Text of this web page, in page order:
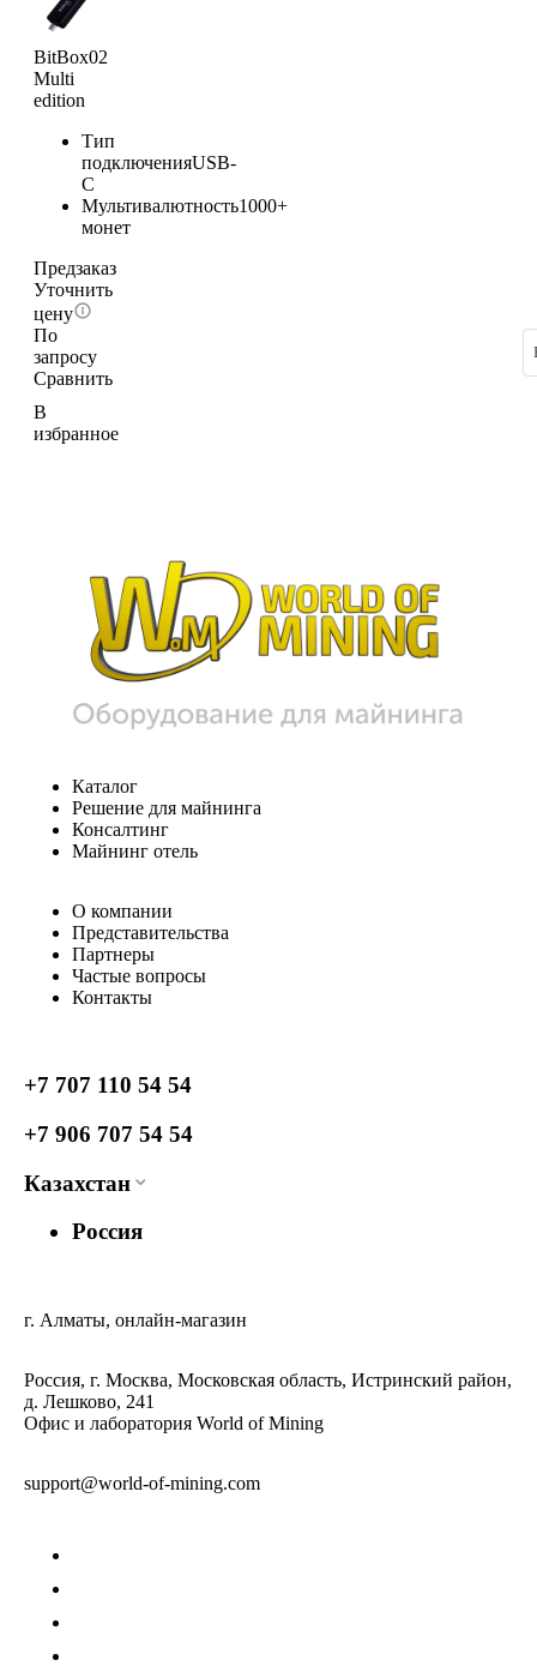
BitBox02
Multi
edition
Тип
подключенияUSB-
C
Мультивалютность1000+
монет
Предзаказ
Уточнить
цену
По
запросу
Сравнить
В
избранное
Каталог
Решение для майнинга
Консалтинг
Майнинг отель
О компании
Представительства
Партнеры
Частые вопросы
Контакты
+7 707 110 54 54
+7 906 707 54 54
Казахстан
Россия
г. Алматы, онлайн-магазин
Россия, г. Москва, Московская область, Истринский район,
д. Лешково, 241
Офис и лаборатория World of Mining
support@world-of-mining.com